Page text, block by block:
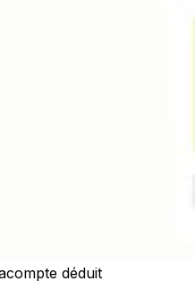
déduit